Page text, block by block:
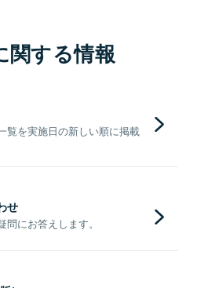
関する情報
覧を実施日の新しい順に掲載
せ
にお答えします。